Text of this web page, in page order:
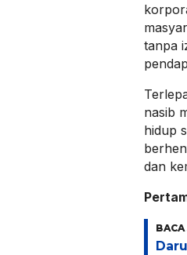
tanpa
nasib
hidup
dan
BACA